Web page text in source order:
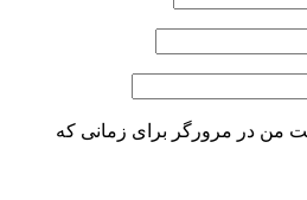
من در مرورگر برای زمانی که